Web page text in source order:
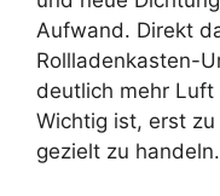
Aufwand. Direkt
Rollladenkasten-
deutlich mehr
Wichtig ist, erst
gezielt zu handeln.